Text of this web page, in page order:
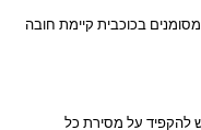
בכוכבית קיימת חובה
להקפיד על מסירת כל